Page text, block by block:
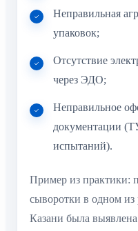
Неправильная
упаковок;
Отсутствие
через ЭДО;
Неправильное
документации
испытаний).
Пример из практики:
сыворотки в одном
Казани была